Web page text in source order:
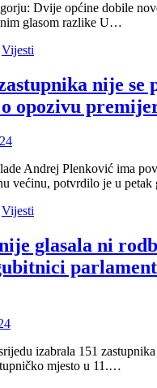
Dvije općine dobile
glasom razlike U…
Vijesti
nije se
opozivu
Andrej Plenković ima
većinu, potvrdilo je u
Vijesti
glasala ni
izabrala 151
mjesto u 11.…